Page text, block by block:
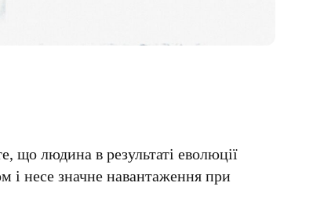
що людина в результаті еволюції
і несе значне навантаження при